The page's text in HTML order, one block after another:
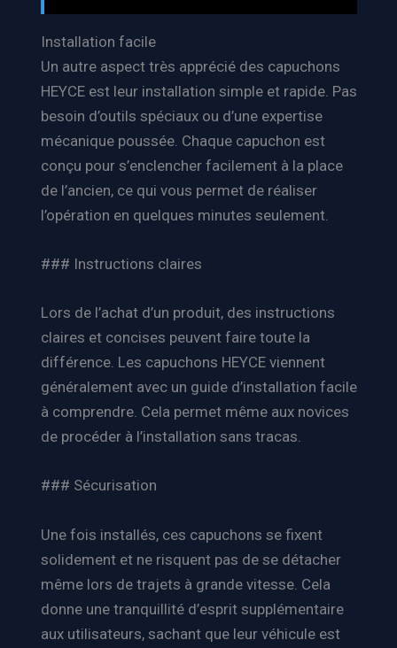
Installation facile
Un autre aspect très apprécié des capuchons
HEYCE est leur installation simple et rapide. Pas
besoin d’outils spéciaux ou d’une expertise
mécanique poussée. Chaque capuchon est
conçu pour s’enclencher facilement à la place
de l’ancien, ce qui vous permet de réaliser
l’opération en quelques minutes seulement.
### Instructions claires
Lors de l’achat d’un produit, des instructions
claires et concises peuvent faire toute la
différence. Les capuchons HEYCE viennent
généralement avec un guide d’installation facile
à comprendre. Cela permet même aux novices
de procéder à l’installation sans tracas.
### Sécurisation
Une fois installés, ces capuchons se fixent
solidement et ne risquent pas de se détacher
même lors de trajets à grande vitesse. Cela
donne une tranquillité d’esprit supplémentaire
aux utilisateurs, sachant que leur véhicule est